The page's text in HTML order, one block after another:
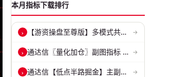
本月指标下载排行
› 【游资操盘至尊版】多模式共振擒龙 短线波段、低位抄底、游资启动行情量... →
› 通达信〖量化加仓〗副图指标 侧重于趋势确认、量能配合与高低位反转信号... →
› 通达信【低点半路掘金】主副图/选股指标 挖掘低吸 半路下跌低吸思路 源... →